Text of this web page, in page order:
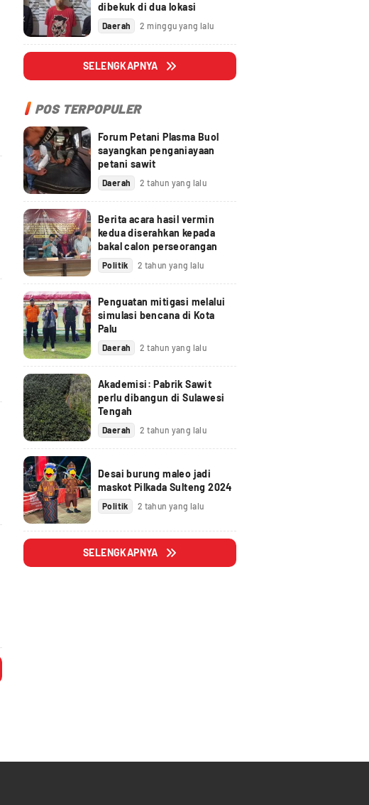
dibekuk di dua lokasi
Daerah 2 minggu yang lalu
SELENGKAPNYA
POS TERPOPULER
Forum Petani Plasma Buol
sayangkan penganiayaan
petani sawit
Daerah 2 tahun yang lalu
Berita acara hasil vermin
kedua diserahkan kepada
bakal calon perseorangan
Politik 2 tahun yang lalu
Penguatan mitigasi melalui
simulasi bencana di Kota
Palu
Daerah 2 tahun yang lalu
Akademisi: Pabrik Sawit
perlu dibangun di Sulawesi
Tengah
Daerah 2 tahun yang lalu
Desai burung maleo jadi
maskot Pilkada Sulteng 2024
Politik 2 tahun yang lalu
SELENGKAPNYA